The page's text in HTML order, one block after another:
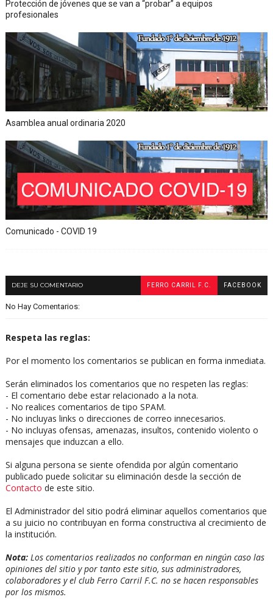
Protección de jóvenes que se van a “probar” a equipos
profesionales
Asamblea anual ordinaria 2020
Comunicado - COVID 19
DEJE SU COMENTARIO FERRO CARRIL F.C. FACEBOOK
No Hay Comentarios:
Respeta las reglas:
Por el momento los comentarios se publican en forma inmediata.
Serán eliminados los comentarios que no respeten las reglas:
- El comentario debe estar relacionado a la nota.
- No realices comentarios de tipo SPAM.
- No incluyas links o direcciones de correo innecesarios.
- No incluyas ofensas, amenazas, insultos, contenido violento o
mensajes que induzcan a ello.
Si alguna persona se siente ofendida por algún comentario
publicado puede solicitar su eliminación desde la sección de
Contacto de este sitio.
El Administrador del sitio podrá eliminar aquellos comentarios que
a su juicio no contribuyan en forma constructiva al crecimiento de
la institución.
Nota:Los comentarios realizados no conforman en ningún caso las
opiniones del sitio y por tanto este sitio, sus administradores,
colaboradores y el club Ferro Carril F.C. no se hacen responsables
por los mismos.